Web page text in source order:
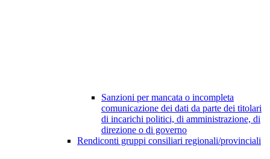
Sanzioni per mancata o incompleta
comunicazione dei dati da parte dei titolari
di incarichi politici, di amministrazione, di
direzione o di governo
Rendiconti gruppi consiliari regionali/provinciali